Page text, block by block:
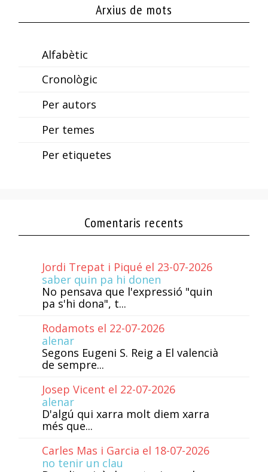
Arxius de mots
Alfabètic
Cronològic
Per autors
Per temes
Per etiquetes
Comentaris recents
Jordi Trepat i Piqué el 23-07-2026
saber quin pa hi donen
No pensava que l'expressió "quin
pa s'hi dona", t...
Rodamots el 22-07-2026
alenar
Segons Eugeni S. Reig a El valencià
de sempre...
Josep Vicent el 22-07-2026
alenar
D'algú qui xarra molt diem xarra
més que...
Carles Mas i Garcia el 18-07-2026
no tenir un clau